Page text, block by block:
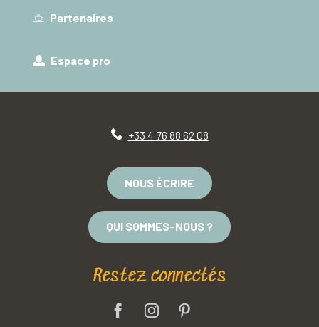
Partenaires
Espace pro
+33 4 76 88 62 08
NOUS ÉCRIRE
QUI SOMMES-NOUS ?
Restez connectés